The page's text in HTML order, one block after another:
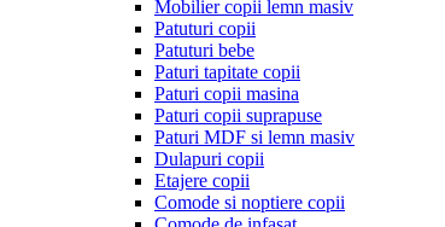
Mobilier copii lemn masiv
Patuturi copii
Patuturi bebe
Paturi tapitate copii
Paturi copii masina
Paturi copii suprapuse
Paturi MDF si lemn masiv
Dulapuri copii
Etajere copii
Comode si noptiere copii